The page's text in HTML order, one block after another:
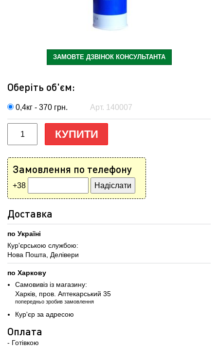
ЗАМОВТЕ ДЗВІНОК КОНСУЛЬТАНТА
Оберіть об'єм:
0,4кг - 370 грн. Арт. 140007
КУПИТИ
Замовлення по телефону
+38
Доставка
по Україні
Кур'єрською службою:
Нова Пошта, Делівери
по Харкову
Самовивіз із магазину:
Харків, пров. Аптекарський 35
попередньо зробив замовлення
Кур'єр за адресою
Оплата
- Готівкою